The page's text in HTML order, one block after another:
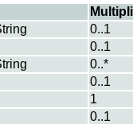
0..1
0..1
0..*
0..1
1
0..1